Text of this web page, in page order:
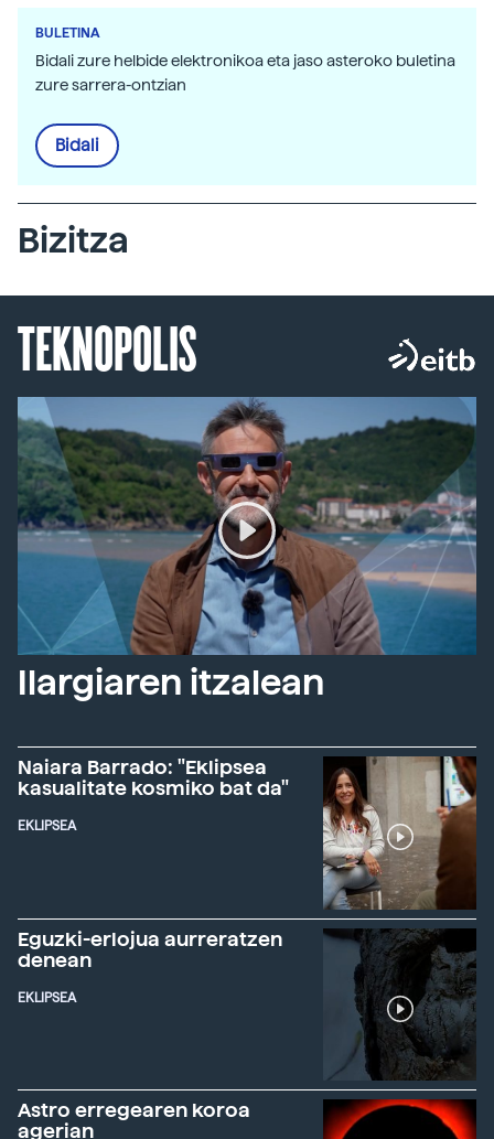
BULETINA
Bidali zure helbide elektronikoa eta jaso asteroko buletina
zure sarrera-ontzian
Bidali
Bizitza
TEKNOPOLIS
Ilargiaren itzalean
Naiara Barrado: "Eklipsea
kasualitate kosmiko bat da"
EKLIPSEA
Eguzki-erlojua aurreratzen
denean
EKLIPSEA
Astro erregearen koroa
agerian